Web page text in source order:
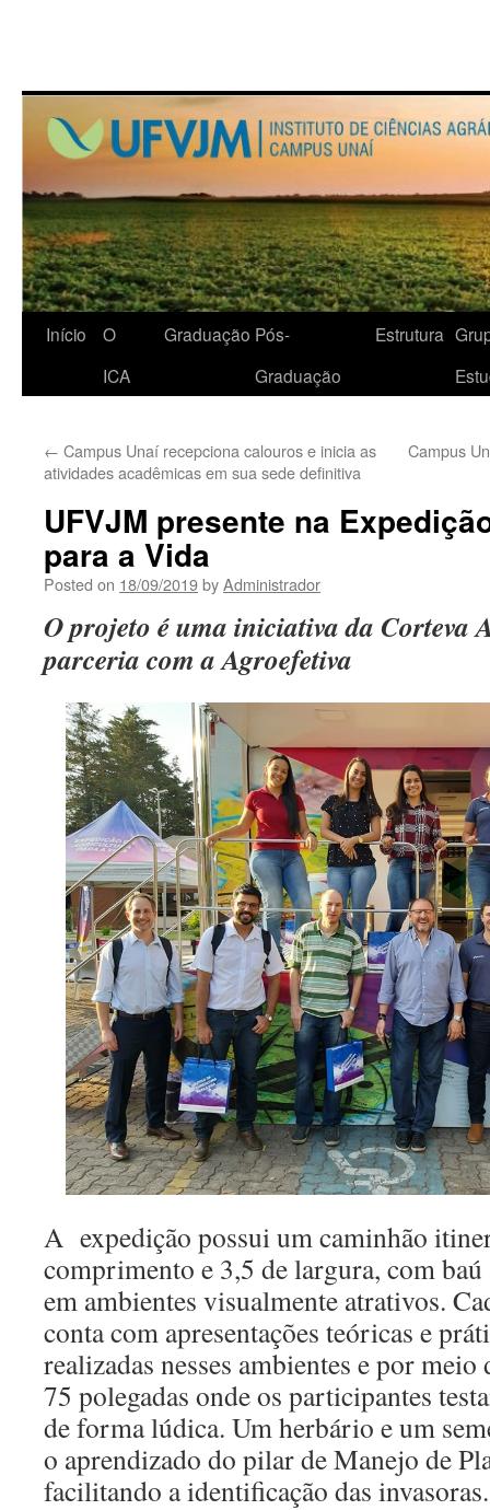
Início
O
ICA
Graduação Pós-
Graduação
Estrutura
← Campus Unaí recepciona calouros e inicia as
atividades acadêmicas em sua sede definitiva
Campus
UFVJM presente na
para a Vida
Posted on 18/09/2019byAdministrador
O projeto é uma iniciativa da Corteva
parceria com a Agroefetiva
A expedição possui um caminhão
comprimento e 3,5 de largura, com
em ambientes visualmente atrativos.
conta com apresentações teóricas e
realizadas nesses ambientes e por
75 polegadas onde os participantes
de forma lúdica. Um herbário e um
o aprendizado do pilar de Manejo de
facilitando a identificação das invasoras.